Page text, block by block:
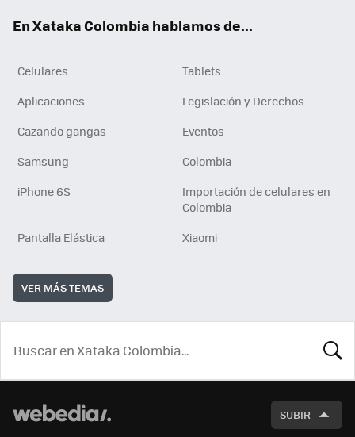
En Xataka Colombia hablamos de...
Celulares
Tablets
Aplicaciones
Legislación y Derechos
Cazando gangas
Eventos
Samsung
Colombia
iPhone 6S
Importación de celulares en
Colombia
Pantalla Elástica
Xiaomi
VER MÁS TEMAS
SUBIR